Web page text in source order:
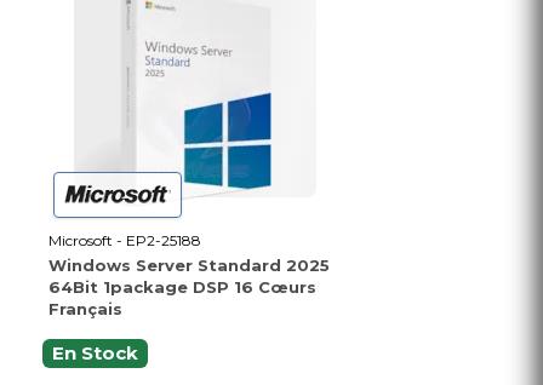
Microsoft - EP2-25188
Windows Server Standard 2025
64Bit 1package DSP 16 Cœurs
Français
En Stock